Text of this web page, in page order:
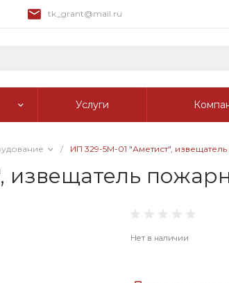
tk_grant@mail.ru
Услуги
/ ИП 329-5М-01 "Аметист",
извещатель
Нет в наличии